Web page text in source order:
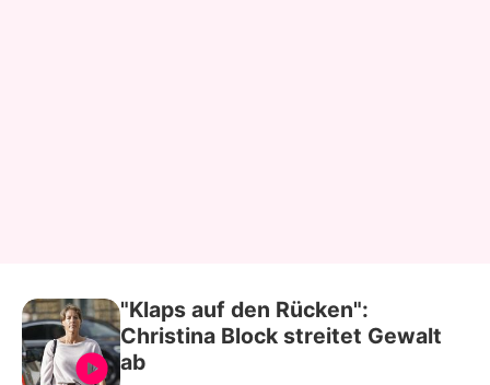
"Klaps auf den Rücken":
Christina Block streitet Gewalt
ab